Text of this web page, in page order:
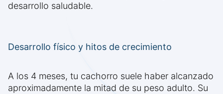
desarrollo saludable.
Desarrollo físico y hitos de crecimiento
A los 4 meses, tu cachorro suele haber alcanzado
aproximadamente la mitad de su peso adulto. Su